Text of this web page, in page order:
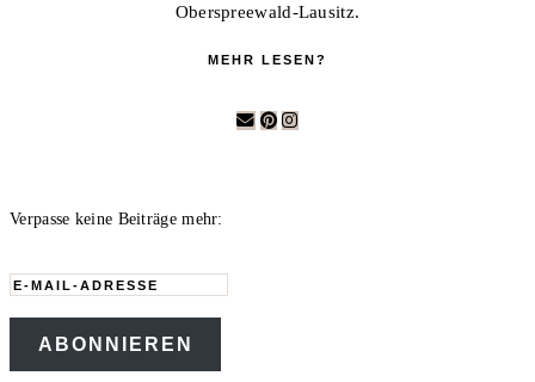
Oberspreewald-Lausitz.
MEHR LESEN?
Verpasse keine Beiträge mehr:
E-
Mail-
Adresse
ABONNIEREN